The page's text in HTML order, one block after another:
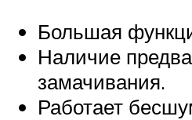
Большая
Наличие
замачивания.
Работает